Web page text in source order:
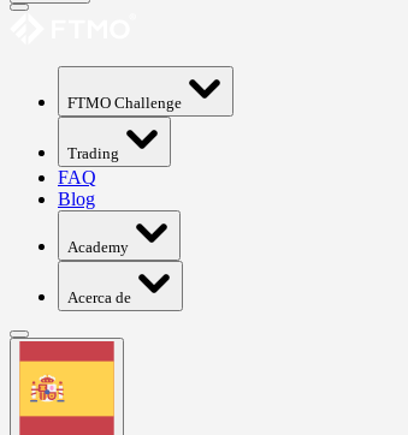
FTMO Challenge
Trading
FAQ
Blog
Academy
Acerca de